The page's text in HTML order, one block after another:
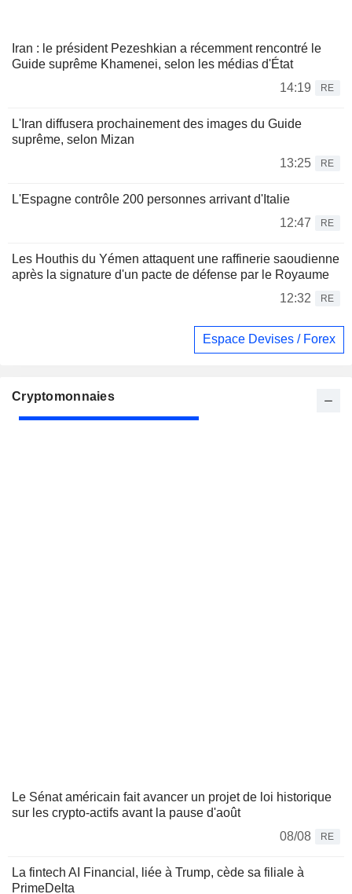
Iran : le président Pezeshkian a récemment rencontré le
Guide suprême Khamenei, selon les médias d'État
14:19
RE
L'Iran diffusera prochainement des images du Guide
suprême, selon Mizan
13:25
RE
L'Espagne contrôle 200 personnes arrivant d'Italie
12:47
RE
Les Houthis du Yémen attaquent une raffinerie saoudienne
après la signature d'un pacte de défense par le Royaume
12:32
RE
Espace Devises / Forex
Cryptomonnaies
Le Sénat américain fait avancer un projet de loi historique
sur les crypto-actifs avant la pause d'août
08/08
RE
La fintech AI Financial, liée à Trump, cède sa filiale à
PrimeDelta